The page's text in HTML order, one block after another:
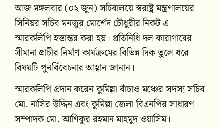
আজ মঙ্গলবার (০২ জুন) সচিবালয়ে স্বরাষ্ট্র মন্ত্রণালয়ের
সিনিয়র সচিব মনজুর মোর্শেদ চৌধুরীর নিকট এ
স্মারকলিপি হস্তান্তর করা হয়। প্রতিনিধি দল কারাগারের
সীমানা প্রাচীর নির্মাণ কার্যক্রমের বিভিন্ন দিক তুলে ধরে
বিষয়টি পুনর্বিবেচনার আহ্বান জানান।
স্মারকলিপি প্রদান করেন কুমিল্লা বাঁচাও মঞ্চের সদস্য সচিব
মো. নাসির উদ্দিন এবং কুমিল্লা জেলা বিএনপির সাধারণ
সম্পাদক মো. আশিকুর রহমান মাহমুদ ওয়াসিম।